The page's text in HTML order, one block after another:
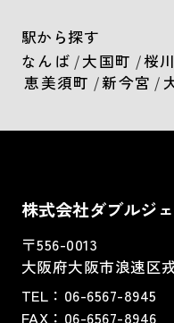
駅から探す
なんば /大国町 /桜川
恵美須町 /新今宮 /
株式会社ダブルジ
〒556-0013
大阪府大阪市浪速区
TEL： 06-6567-8945
FAX：06-6567-8946